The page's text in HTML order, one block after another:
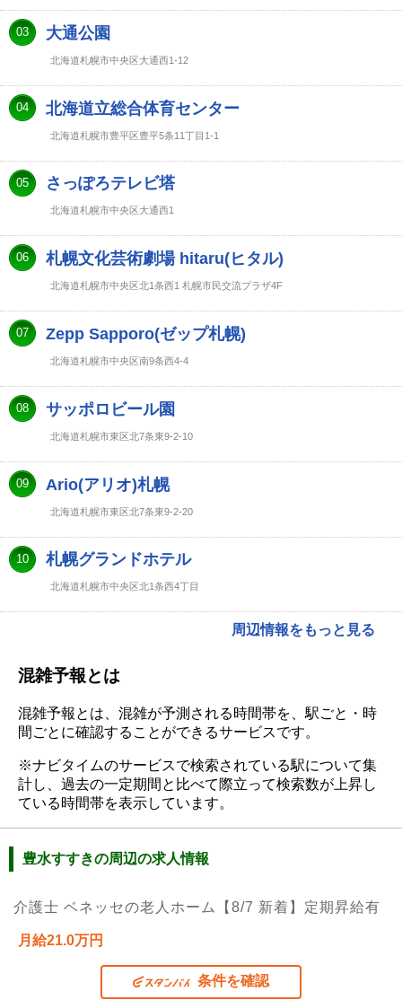
03 大通公園
北海道札幌市中央区大通西1-12
04 北海道立総合体育センター
北海道札幌市豊平区豊平5条11丁目1-1
05 さっぽろテレビ塔
北海道札幌市中央区大通西1
06 札幌文化芸術劇場 hitaru(ヒタル)
北海道札幌市中央区北1条西1 札幌市民交流プラザ4F
07 Zepp Sapporo(ゼップ札幌)
北海道札幌市中央区南9条西4-4
08 サッポロビール園
北海道札幌市東区北7条東9-2-10
09 Ario(アリオ)札幌
北海道札幌市東区北7条東9-2-20
10 札幌グランドホテル
北海道札幌市中央区北1条西4丁目
周辺情報をもっと見る
混雑予報とは
混雑予報とは、混雑が予測される時間帯を、駅ごと・時
間ごとに確認することができるサービスです。
※ナビタイムのサービスで検索されている駅について集
計し、過去の一定期間と比べて際立って検索数が上昇し
ている時間帯を表示しています。
豊水すすきの周辺の求人情報
介護士 ベネッセの老人ホーム【8/7 新着】定期昇給有
月給21.0万円
条件を確認